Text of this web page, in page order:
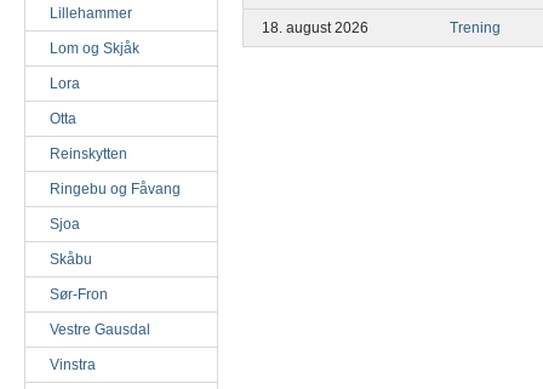
Lillehammer
Lom og Skjåk
Lora
Otta
Reinskytten
Ringebu og Fåvang
Sjoa
Skåbu
Sør-Fron
Vestre Gausdal
Vinstra
18. august 2026 Trening